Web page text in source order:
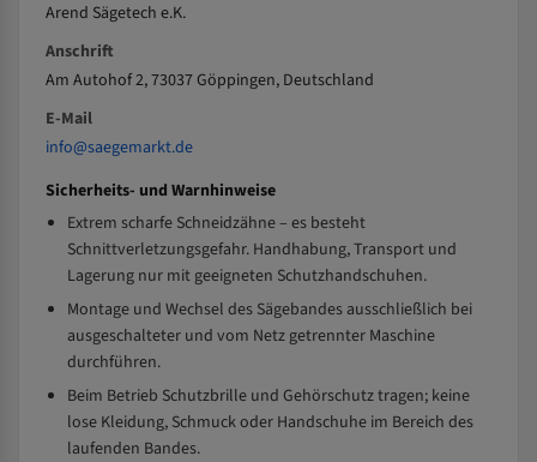
Arend Sägetech e.K.
Anschrift
Am Autohof 2, 73037 Göppingen, Deutschland
E-Mail
info@saegemarkt.de
Sicherheits- und Warnhinweise
Extrem scharfe Schneidzähne – es besteht
Schnittverletzungsgefahr. Handhabung, Transport und
Lagerung nur mit geeigneten Schutzhandschuhen.
Montage und Wechsel des Sägebandes ausschließlich bei
ausgeschalteter und vom Netz getrennter Maschine
durchführen.
Beim Betrieb Schutzbrille und Gehörschutz tragen; keine
lose Kleidung, Schmuck oder Handschuhe im Bereich des
laufenden Bandes.